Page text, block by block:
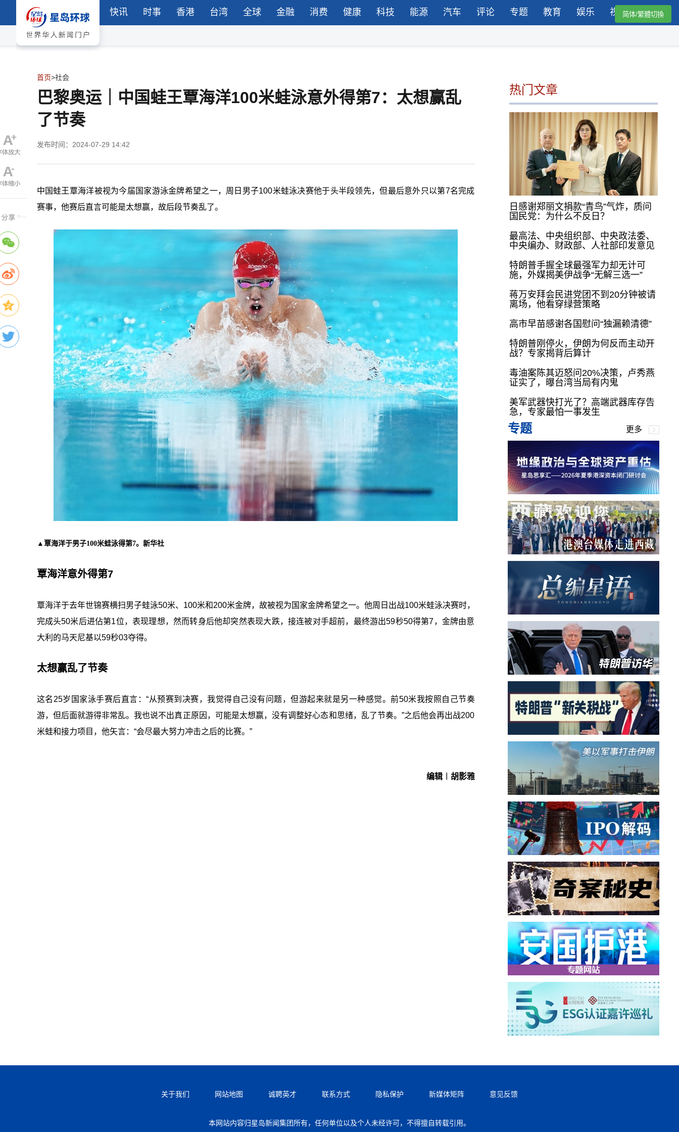
快讯 时事 香港 台湾 全球 金融 消费 健康 科技 能源 汽车 评论 专题 教育 娱乐 视频简体/繁體切換
首页>社会
巴黎奥运｜中国蛙王覃海洋100米蛙泳意外得第7：太想赢乱
了节奏
发布时间：2024-07-29 14:42
中国蛙王覃海洋被视为今届国家游泳金牌希望之一，周日男子100米蛙泳决赛他于头半段领先，但最后意外只以第7名完成
赛事，他赛后直言可能是太想赢，故后段节奏乱了。
▲覃海洋于男子100米蛙泳得第7。新华社
覃海洋意外得第7
覃海洋于去年世锦赛横扫男子蛙泳50米、100米和200米金牌，故被视为国家金牌希望之一。他周日出战100米蛙泳决赛时，
完成头50米后进佔第1位，表现理想，然而转身后他却突然表现大跌，接连被对手超前，最终游出59秒50得第7，金牌由意
大利的马天尼基以59秒03夺得。
太想赢乱了节奏
这名25岁国家泳手赛后直言：“从预赛到决赛，我觉得自己没有问题，但游起来就是另一种感觉。前50米我按照自己节奏
游，但后面就游得非常乱。我也说不出真正原因，可能是太想赢，没有调整好心态和思绪，乱了节奏。”之后他会再出战200
米蛙和接力项目，他矢言：“会尽最大努力冲击之后的比赛。”
编辑︱胡影雅
热门文章
日感谢郑丽文捐款“青鸟”气炸，质问
国民党：为什么不反日？
最高法、中央组织部、中央政法委、
中央编办、财政部、人社部印发意见
特朗普手握全球最强军力却无计可
施，外媒揭美伊战争“无解三选一”
蒋万安拜会民进党团不到20分钟被请
离场，他看穿绿营策略
高市早苗感谢各国慰问“独漏赖清德”
特朗普刚停火，伊朗为何反而主动开
战？专家揭背后算计
毒油案陈其迈怒问20%决策，卢秀燕
证实了，曝台湾当局有内鬼
美军武器快打光了？高端武器库存告
急，专家最怕一事发生
专题 更多
关于我们 网站地图 诚聘英才 联系方式 隐私保护 新媒体矩阵 意见反馈
本网站内容归星岛新闻集团所有，任何单位以及个人未经许可，不得擅自转载引用。